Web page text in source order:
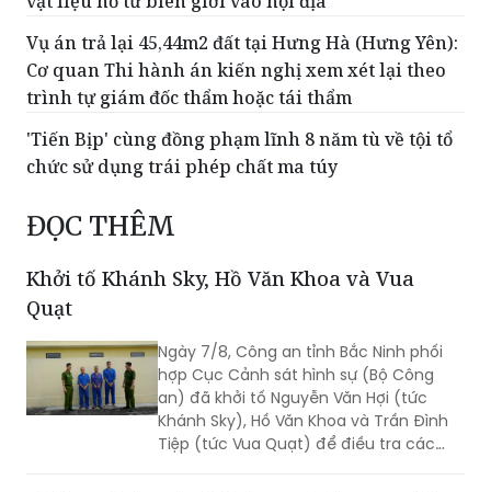
Vụ án trả lại 45,44m2 đất tại Hưng Hà (Hưng Yên):
Cơ quan Thi hành án kiến nghị xem xét lại theo
trình tự giám đốc thẩm hoặc tái thẩm
'Tiến Bịp' cùng đồng phạm lĩnh 8 năm tù về tội tổ
chức sử dụng trái phép chất ma túy
ĐỌC THÊM
Khởi tố Khánh Sky, Hồ Văn Khoa và Vua
Quạt
Ngày 7/8, Công an tỉnh Bắc Ninh phối
hợp Cục Cảnh sát hình sự (Bộ Công
an) đã khởi tố Nguyễn Văn Hợi (tức
Khánh Sky), Hồ Văn Khoa và Trần Đình
Tiệp (tức Vua Quạt) để điều tra các